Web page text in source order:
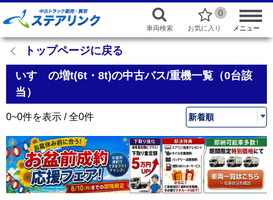
車両検索
0
お気に入り メニュー
トップページに戻る
いすゞの増t(6t・8t)の中古バス/重機一覧（0台該
当）
0~0件を表示 / 全0件